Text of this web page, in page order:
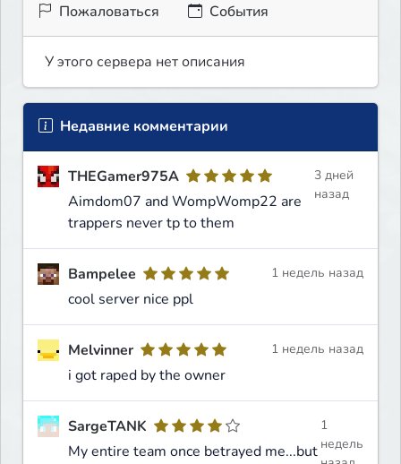
Пожаловаться События
У этого сервера нет описания
Недавние комментарии
THEGamer975A
Aimdom07 and WompWomp22 are
trappers never tp to them
3 дней
назад
Bampelee
cool server nice ppl
1 недель назад
Melvinner
i got raped by the owner
1 недель назад
SargeTANK
My entire team once betrayed me...but
1
недель